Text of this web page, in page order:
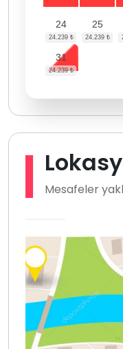
24 25
31
Mesafeler